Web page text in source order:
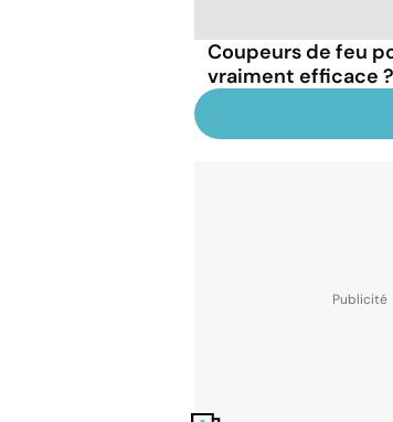
Coupeurs de feu
vraiment efficace ?